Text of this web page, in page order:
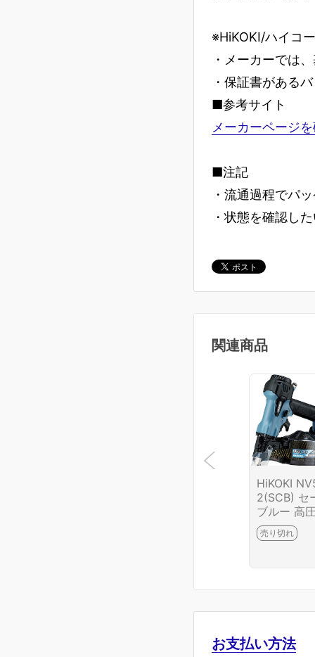
※HiKOKI/ハイコ
・メーカーでは
・保証書がある
■参考サイト
メーカーページ
■注記
・流通過程でパ
・状態を確認し
関連商品
HiKOKI
2(SCB) セ
ブルー 高
ール釘打機
売り切れ
お支払い方法